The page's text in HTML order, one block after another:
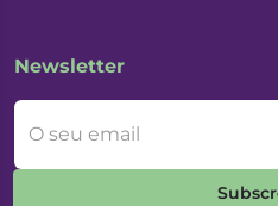
Newsletter
O seu email